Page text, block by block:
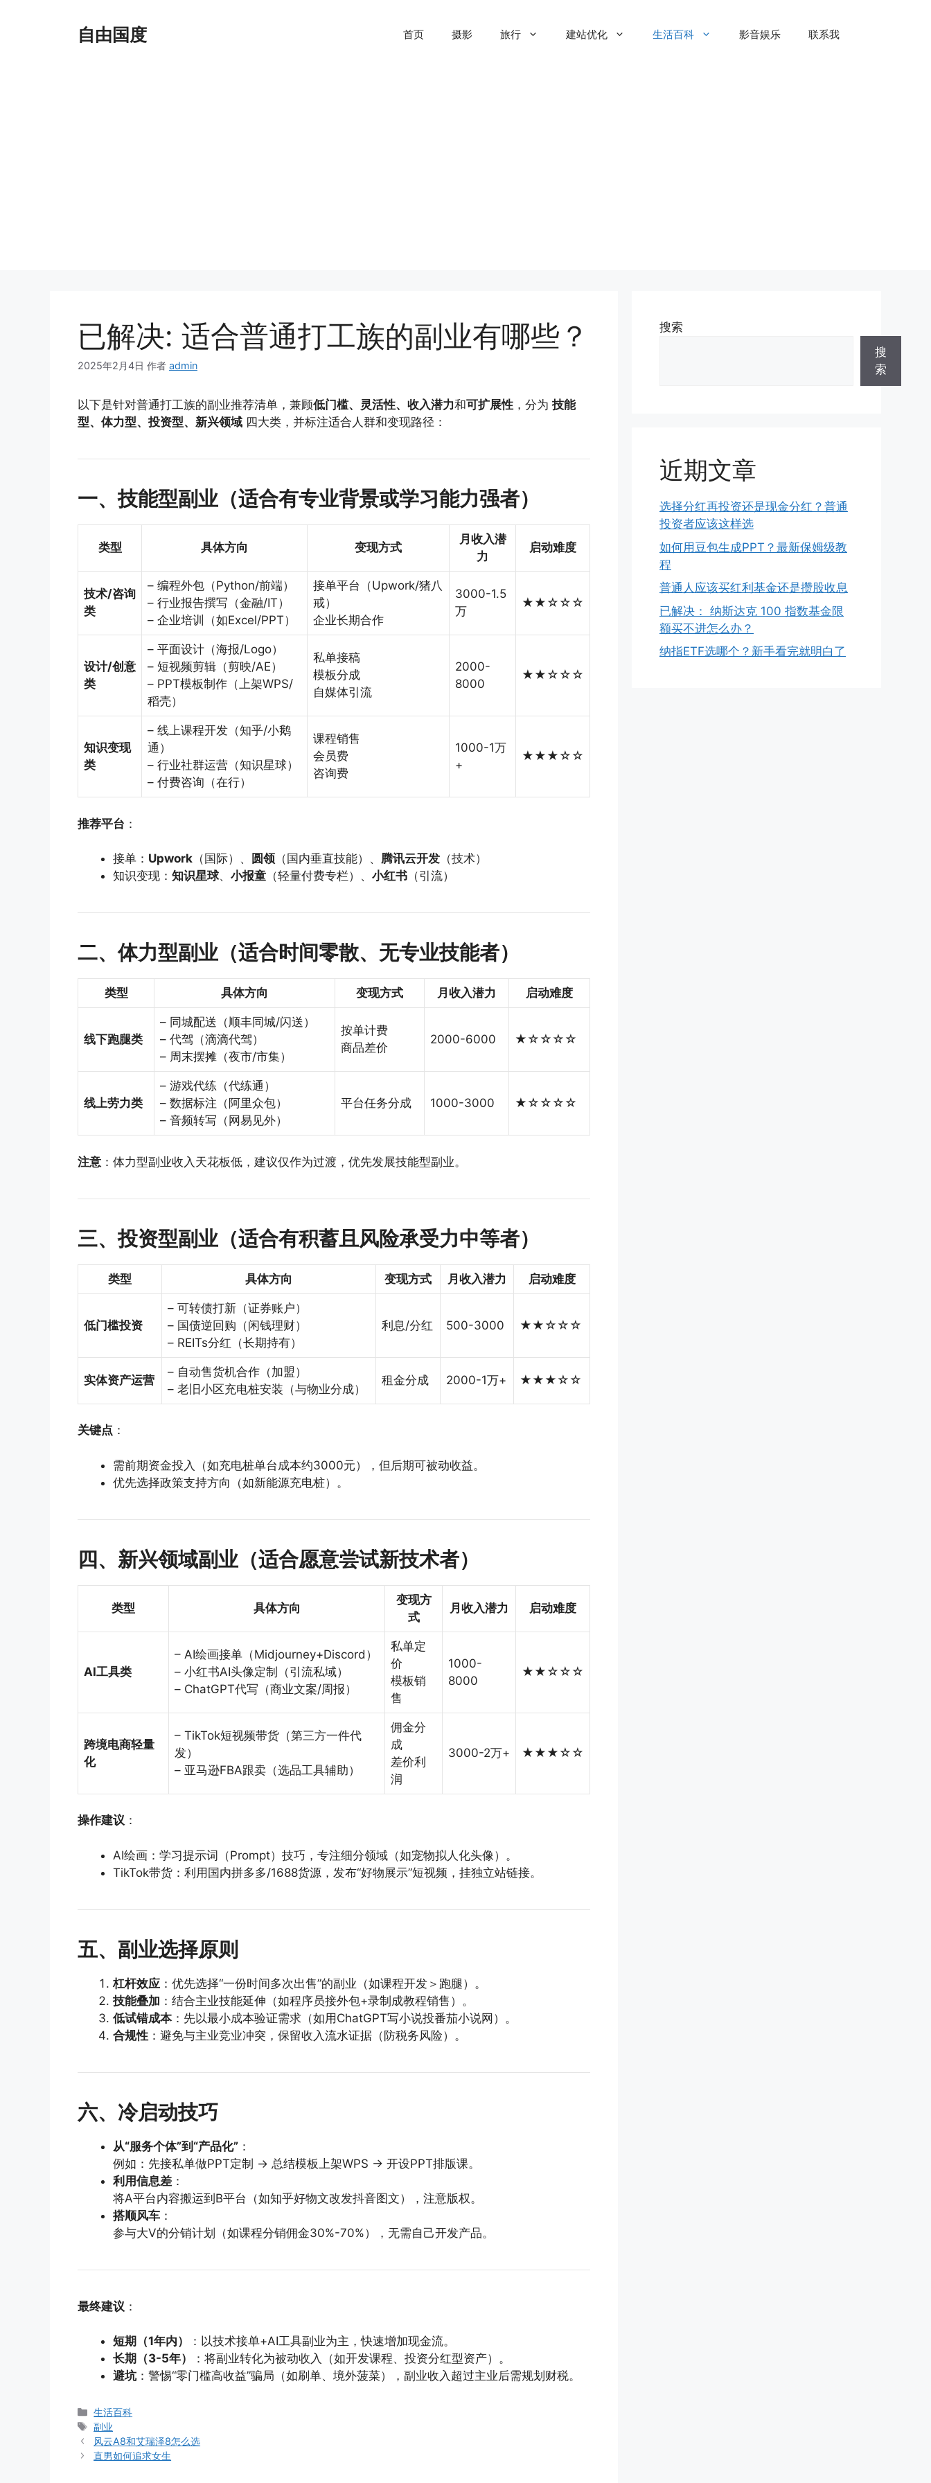
自由国度 首页 摄影 旅行 建站优化 生活百科 影音娱乐 联系我
已解决: 适合普通打工族的副业有哪些？
2025年2月4日 作者 admin
以下是针对普通打工族的副业推荐清单，兼顾低门槛、灵活性、收入潜力和可扩展性 ，分为 技能
型、体力型、投资型、新兴领域 四大类，并标注适合人群和变现路径：
一、技能型副业（适合有专业背景或学习能力强者）
类型 具体方向 变现方式
月收入潜
力
启动难度
技术/咨询
类
– 编程外包（Python/前端）
– 行业报告撰写（金融/IT）
– 企业培训（如Excel/PPT）
接单平台（Upwork/猪八
戒）
企业长期合作
3000-1.5
万
★★☆☆☆
设计/创意
类
– 平面设计（海报/Logo）
– 短视频剪辑（剪映/AE）
– PPT模板制作（上架WPS/
稻壳）
私单接稿
模板分成
自媒体引流
2000-
8000
★★☆☆☆
知识变现
类
– 线上课程开发（知乎/小鹅
通）
– 行业社群运营（知识星球）
– 付费咨询（在行）
课程销售
会员费
咨询费
1000-1万
+
★★★☆☆
推荐平台 ：
接单： Upwork （国际）、 圆领 （国内垂直技能）、 腾讯云开发 （技术）
知识变现： 知识星球、 小报童 （轻量付费专栏）、 小红书 （引流）
二、体力型副业（适合时间零散、无专业技能者）
类型 具体方向 变现方式 月收入潜力 启动难度
线下跑腿类
– 同城配送（顺丰同城/闪送）
– 代驾（滴滴代驾）
– 周末摆摊（夜市/市集）
按单计费
商品差价
2000-6000 ★☆☆☆☆
线上劳力类
– 游戏代练（代练通）
– 数据标注（阿里众包）
– 音频转写（网易见外）
平台任务分成 1000-3000 ★☆☆☆☆
注意 ：体力型副业收入天花板低，建议仅作为过渡，优先发展技能型副业。
三、投资型副业（适合有积蓄且风险承受力中等者）
类型 具体方向 变现方式 月收入潜力 启动难度
低门槛投资
– 可转债打新（证券账户）
– 国债逆回购（闲钱理财）
– REITs分红（长期持有）
利息/分红 500-3000 ★★☆☆☆
实体资产运营
– 自动售货机合作（加盟）
– 老旧小区充电桩安装（与物业分成）
租金分成 2000-1万+ ★★★☆☆
关键点 ：
需前期资金投入（如充电桩单台成本约3000元），但后期可被动收益。
优先选择政策支持方向（如新能源充电桩）。
四、新兴领域副业（适合愿意尝试新技术者）
类型 具体方向
变现方
式
月收入潜力 启动难度
AI工具类
– AI绘画接单（Midjourney+Discord）
– 小红书AI头像定制（引流私域）
– ChatGPT代写（商业文案/周报）
私单定
价
模板销
售
1000-
8000
★★☆☆☆
跨境电商轻量
化
– TikTok短视频带货（第三方一件代
发）
– 亚马逊FBA跟卖（选品工具辅助）
佣金分
成
差价利
润
3000-2万+ ★★★☆☆
操作建议 ：
AI绘画：学习提示词（Prompt）技巧，专注细分领域（如宠物拟人化头像）。
TikTok带货：利用国内拼多多/1688货源，发布“好物展示”短视频，挂独立站链接。
五、副业选择原则
杠杆效应 ：优先选择“一份时间多次出售”的副业（如课程开发＞跑腿）。
技能叠加 ：结合主业技能延伸（如程序员接外包+录制成教程销售）。
低试错成本：先以最小成本验证需求（如用ChatGPT写小说投番茄小说网）。
合规性 ：避免与主业竞业冲突，保留收入流水证据（防税务风险）。
六、冷启动技巧
从“服务个体”到“产品化” ：
例如：先接私单做PPT定制 → 总结模板上架WPS → 开设PPT排版课。
利用信息差 ：
将A平台内容搬运到B平台（如知乎好物文改发抖音图文），注意版权。
搭顺风车 ：
参与大V的分销计划（如课程分销佣金30%-70%），无需自己开发产品。
最终建议 ：
短期（1年内）
：以技术接单+AI工具副业为主，快速增加现金流。
长期（3-5年）
：将副业转化为被动收入（如开发课程、投资分红型资产）。
避坑：警惕“零门槛高收益”骗局（如刷单、境外菠菜），副业收入超过主业后需规划财税。
分
类
生活百科
标
签
副业
风云A8和艾瑞泽8怎么选
直男如何追求女生
搜索
搜
索
近期文章
选择分红再投资还是现金分红？普通
投资者应该这样选
如何用豆包生成PPT？最新保姆级教
程
普通人应该买红利基金还是攒股收息
已解决： 纳斯达克 100 指数基金限
额买不进怎么办？
纳指ETF选哪个？新手看完就明白了